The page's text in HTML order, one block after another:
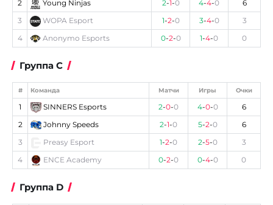
2
Young Ninjas 2-1-0 4-4-0
6
3
WOPA Esport 1-2-0 3-4-0
3
4
Anonymo Esports 0-2-0 1-4-0 0
Группа C
# Команда Матчи Игры Очки
1 SINNERS Esports 2-0-0 4-0-0
6
2
Johnny Speeds 2-1-0 5-2-0
6
3
Preasy Esport 1-2-0 2-5-0
3
4
ENCE Academy 0-2-0 0-4-0 0
Группа D